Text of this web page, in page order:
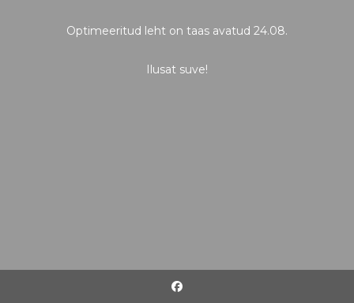
Optimeeritud leht on taas avatud 24.08.
Ilusat suve!